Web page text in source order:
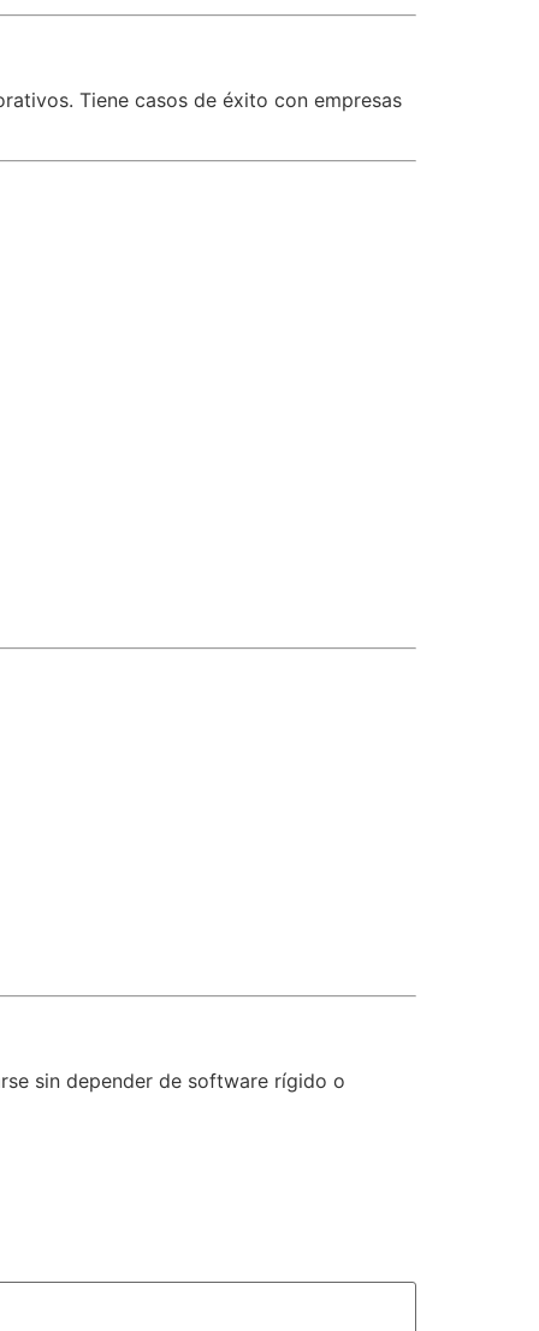
Tiene casos de éxito con empresas
sin depender de software rígido o